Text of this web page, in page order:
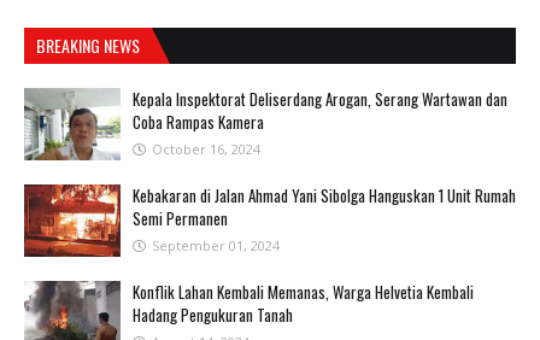
BREAKING NEWS
Kepala Inspektorat Deliserdang Arogan, Serang Wartawan dan
Coba Rampas Kamera
October 16, 2024
Kebakaran di Jalan Ahmad Yani Sibolga Hanguskan 1 Unit Rumah
Semi Permanen
September 01, 2024
Konflik Lahan Kembali Memanas, Warga Helvetia Kembali
Hadang Pengukuran Tanah